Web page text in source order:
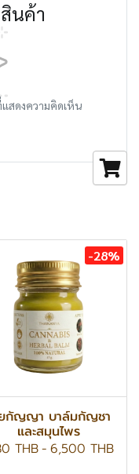
นค้า
สดงความคิดเห็น
-28%
กัญญา บาล์มกัญชา
และสมุนไพร
THB- 6,500 THB